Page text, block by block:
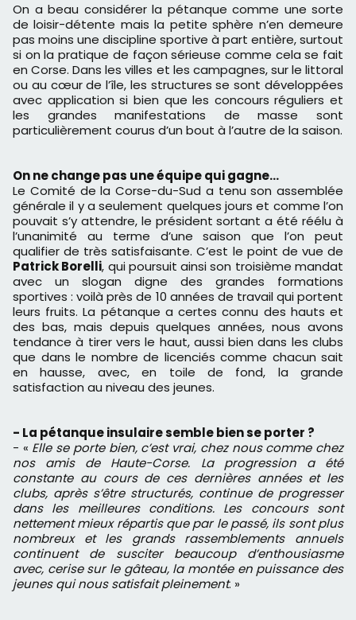
On a beau considérer la pétanque comme une sorte
de loisir-détente mais la petite sphère n’en demeure
pas moins une discipline sportive à part entière, surtout
si on la pratique de façon sérieuse comme cela se fait
en Corse. Dans les villes et les campagnes, sur le littoral
ou au cœur de l’île, les structures se sont développées
avec application si bien que les concours réguliers et
les grandes manifestations de masse sont
particulièrement courus d’un bout à l’autre de la saison.
On ne change pas une équipe qui gagne…
Le Comité de la Corse-du-Sud a tenu son assemblée
générale il y a seulement quelques jours et comme l’on
pouvait s’y attendre, le président sortant a été réélu à
l’unanimité au terme d’une saison que l’on peut
qualifier de très satisfaisante. C’est le point de vue de
Patrick Borelli, qui poursuit ainsi son troisième mandat
avec un slogan digne des grandes formations
sportives : voilà près de 10 années de travail qui portent
leurs fruits. La pétanque a certes connu des hauts et
des bas, mais depuis quelques années, nous avons
tendance à tirer vers le haut, aussi bien dans les clubs
que dans le nombre de licenciés comme chacun sait
en hausse, avec, en toile de fond, la grande
satisfaction au niveau des jeunes.
- La pétanque insulaire semble bien se porter ?
- « Elle se porte bien, c’est vrai, chez nous comme chez
nos amis de Haute-Corse. La progression a été
constante au cours de ces dernières années et les
clubs, après s’être structurés, continue de progresser
dans les meilleures conditions. Les concours sont
nettement mieux répartis que par le passé, ils sont plus
nombreux et les grands rassemblements annuels
continuent de susciter beaucoup d’enthousiasme
avec, cerise sur le gâteau, la montée en puissance des
jeunes qui nous satisfait pleinement. »